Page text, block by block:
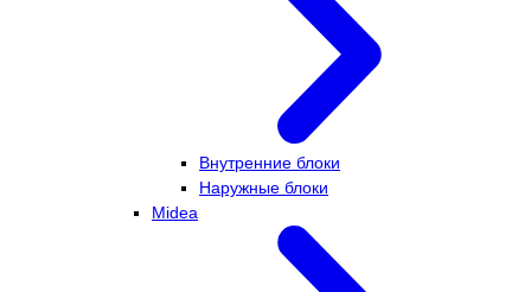
Внутренние блоки
Наружные блоки
Midea